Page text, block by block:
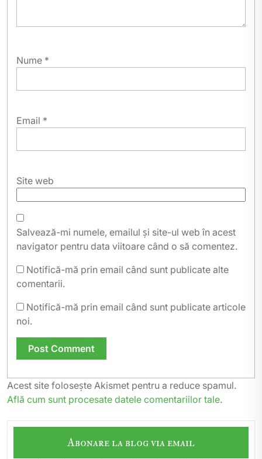
Nume *
Email *
Site web
Salvează-mi numele, emailul și site-ul web în acest
navigator pentru data viitoare când o să comentez.
Notifică-mă prin email când sunt publicate alte
comentarii.
Notifică-mă prin email când sunt publicate articole
noi.
Acest site folosește Akismet pentru a reduce spamul.
Află cum sunt procesate datele comentariilor tale.
Abonare la blog via email